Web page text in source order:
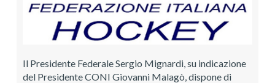
Il Presidente Federale Sergio Mignardi, su indicazione
del Presidente CONI Giovanni Malagò, dispone di